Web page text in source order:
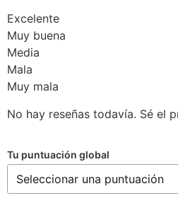
Excelente
Muy buena
Media
Mala
Muy mala
No hay reseñas todavía. Sé el
Tu puntuación global